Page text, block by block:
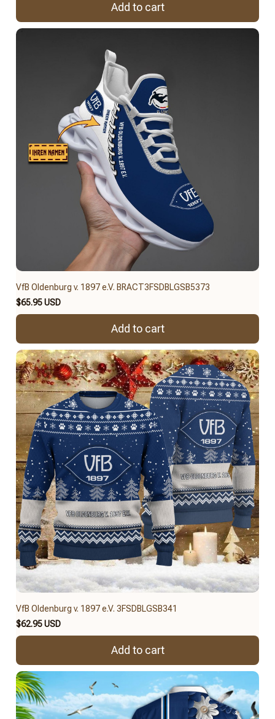
Add to cart
VfB Oldenburg v. 1897 e.V. BRACT3FSDBLGSB5373
$65.95 USD
Add to cart
VfB Oldenburg v. 1897 e.V. 3FSDBLGSB341
$62.95 USD
Add to cart